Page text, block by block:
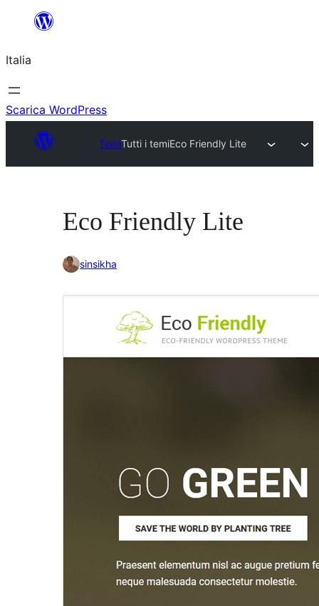
contenuto
Italia
Scarica WordPress
TemiTutti i temiEco Friendly Lite
Eco Friendly Lite
sinsikha